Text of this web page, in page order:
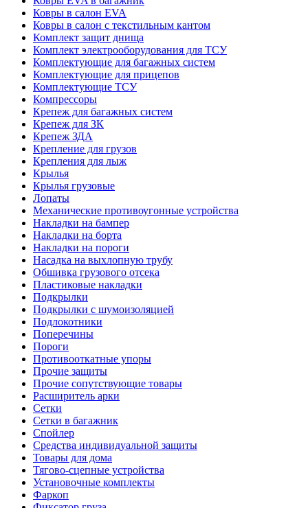
Ковры в салон EVA
Ковры в салон с текстильным кантом
Комплект защит днища
Комплект электрооборудования для ТСУ
Комплектующие для багажных систем
Комплектующие для прицепов
Комплектующие ТСУ
Компрессоры
Крепеж для багажных систем
Крепеж для ЗК
Крепеж ЗДА
Крепление для грузов
Крепления для лыж
Крылья
Крылья грузовые
Лопаты
Механические противоугонные устройства
Накладки на бампер
Накладки на борта
Накладки на пороги
Насадка на выхлопную трубу
Обшивка грузового отсека
Пластиковые накладки
Подкрылки
Подкрылки с шумоизоляцией
Подлокотники
Поперечины
Пороги
Противооткатные упоры
Прочие защиты
Прочие сопутствующие товары
Расширитель арки
Сетки
Сетки в багажник
Спойлер
Средства индивидуальной защиты
Товары для дома
Тягово-сцепные устройства
Установочные комплекты
Фаркоп